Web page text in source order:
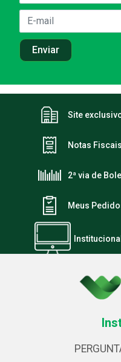
Site
Notas Fiscais
2ª via de
Meus